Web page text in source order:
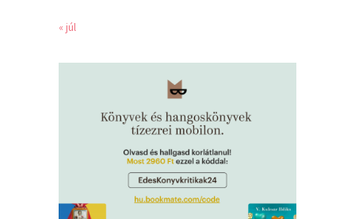
« júl